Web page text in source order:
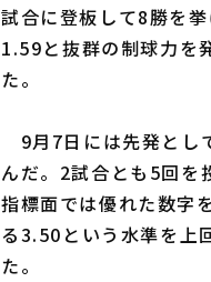
試合に登板して8勝を
1.59と抜群の制球力を
た。
9月7日には先発とし
んだ。2試合とも5回を
指標面では優れた数字
る3.50という水準を上
た。